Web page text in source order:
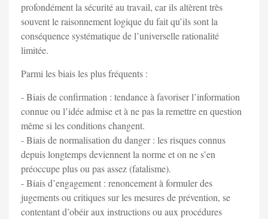
profondément la sécurité au travail, car ils altèrent très
souvent le raisonnement logique du fait qu’ils sont la
conséquence systématique de l’universelle rationalité
limitée.
Parmi les biais les plus fréquents :
- Biais de confirmation : tendance à favoriser l’information
connue ou l’idée admise et à ne pas la remettre en question
même si les conditions changent.
- Biais de normalisation du danger : les risques connus
depuis longtemps deviennent la norme et on ne s’en
préoccupe plus ou pas assez (fatalisme).
- Biais d’engagement : renoncement à formuler des
jugements ou critiques sur les mesures de prévention, se
contentant d’obéir aux instructions ou aux procédures